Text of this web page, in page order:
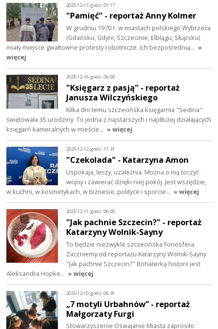
2025-12-17, godz. 01:17
"Pamięć" - reportaż Anny Kolmer
W grudniu 1970 r. w miastach polskiego Wybrzeża
(Gdańsku, Gdyni, Szczecinie, Elblągu, Słupsku)
miały miejsce gwałtowne protesty robotnicze. Ich bezpośrednią… »
więcej
2025-12-16, godz. 06:00
"Księgarz z pasją" - reportaż
Janusza Wilczyńskiego
Kilka dni temu szczecińska księgarnia "Sedina"
świętowała 35 urodziny. To jedna z najstarszych i najdłużej działających
księgarń kameralnych w mieście… » więcej
2025-12-12, godz. 11:31
"Czekolada" - Katarzyna Amon
Uspokaja, leczy, uzależnia. Można o nią toczyć
wojny i zawierać dzięki niej pokój. Jest wszędzie,
w kuchni, w kosmetykach, w biznesie, polityce i sporcie… » więcej
2025-12-11, godz. 06:00
"Jak pachnie Szczecin?" - reportaż
Katarzyny Wolnik-Sayny
To będzie niezwykle szczecińska Fonosfera.
Zaczniemy od reportażu Katarzyny Wolnik-Sayny
"Jak pachnie Szczecin?" Bohaterką historii jest
Aleksandra Hopke… » więcej
2025-12-10, godz. 06:41
„7 motyli Urbahnów” - reportaż
Małgorzaty Furgi
Stowarzyszenie Oswajanie Miasta zaprosiło